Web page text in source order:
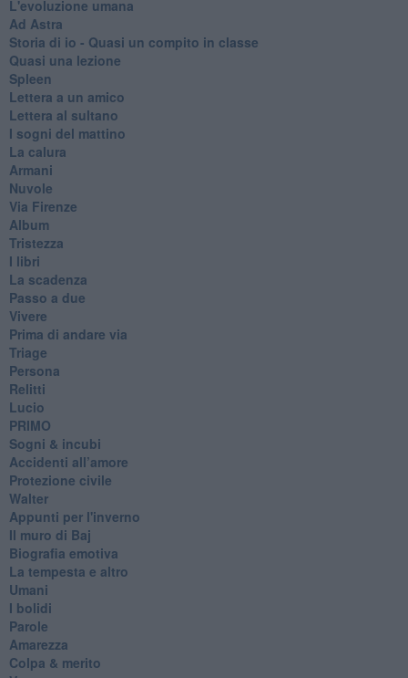
L'evoluzione umana
Ad Astra
Storia di io - Quasi un compito in classe
Quasi una lezione
Spleen
Lettera a un amico
Lettera al sultano
I sogni del mattino
La calura
Armani
Nuvole
Via Firenze
Album
Tristezza
I libri
La scadenza
Passo a due
Vivere
Prima di andare via
Triage
Persona
Relitti
Lucio
PRIMO
Sogni & incubi
Accidenti all’amore
Protezione civile
Walter
Appunti per l'inverno
Il muro di Baj
Biografia emotiva
La tempesta e altro
Umani
I bolidi
Parole
Amarezza
Colpa & merito